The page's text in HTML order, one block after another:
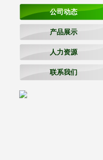
公司动态
产品展示
人力资源
联系我们